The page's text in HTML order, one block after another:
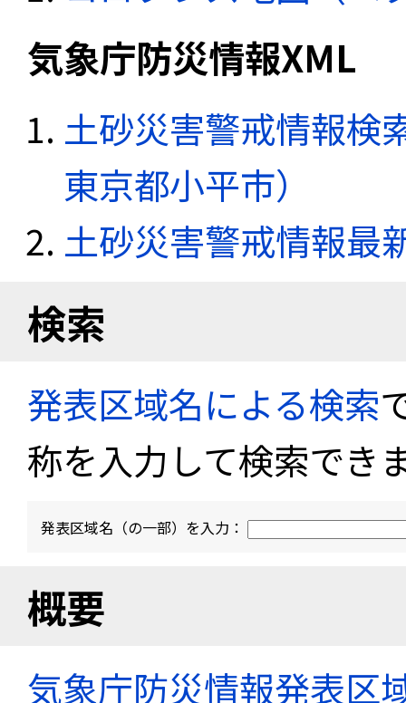
気象庁防災情報XML
土砂災害警戒情報検
東京都小平市）
土砂災害警戒情報最
検索
発表区域名による検索
称を入力して検索でき
発表区域名（の一部）を入力：
概要
気象庁防災情報発表区